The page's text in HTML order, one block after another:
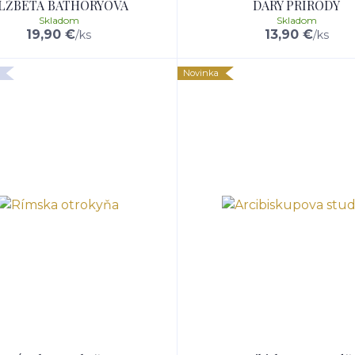
BÁTHORYOVÁ
19,90 €/ks
Skladom
DARY PRÍRODY
13,90 €/ks
Skladom
Novinka